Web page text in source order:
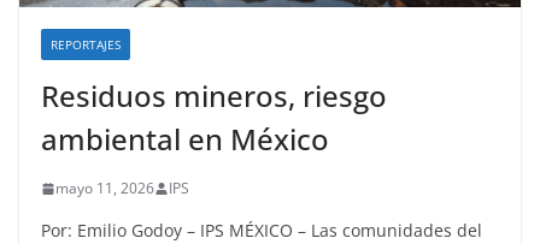
REPORTAJES
Residuos mineros, riesgo
ambiental en México
mayo 11, 2026 IPS
Por: Emilio Godoy – IPS MÉXICO – Las comunidades del